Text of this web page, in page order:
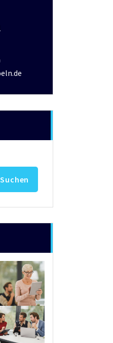
Suchen